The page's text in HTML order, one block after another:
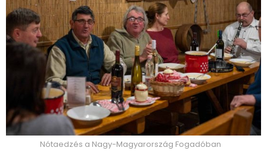
Nótaedzés a Nagy-Magyarország Fogadóban